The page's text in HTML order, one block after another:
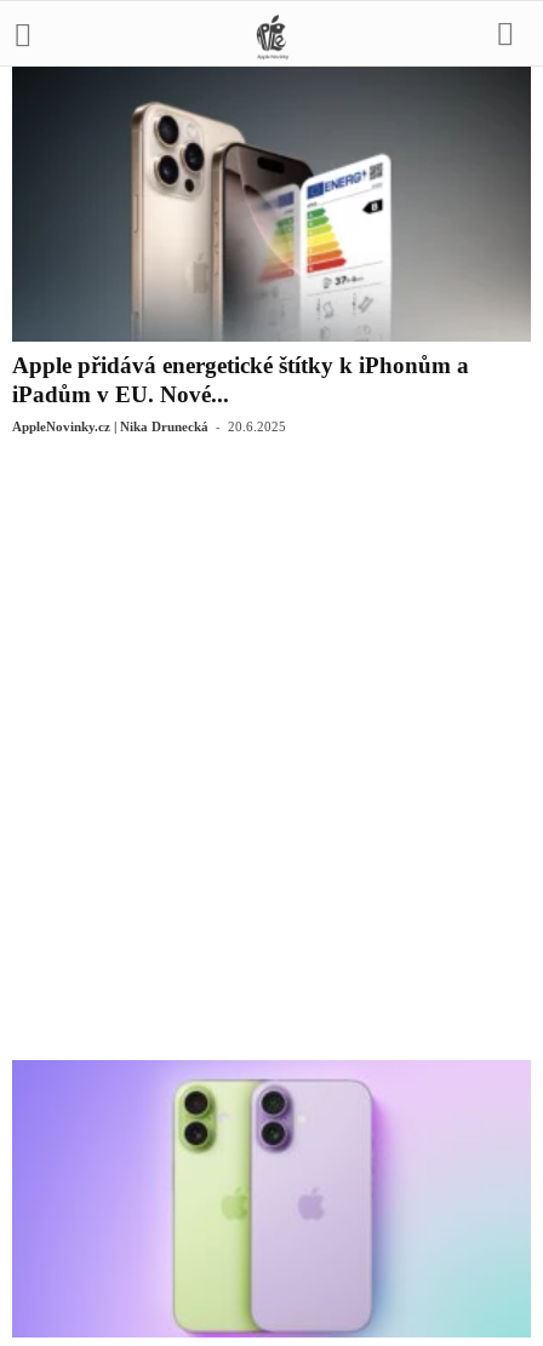
Apple přidává energetické štítky k iPhonům a
iPadům v EU. Nové...
AppleNovinky.cz | Nika Drunecká - 20.6.2025